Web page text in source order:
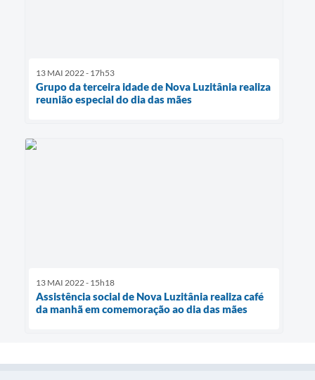
13 MAI 2022 - 17h53
Grupo da terceira idade de Nova Luzitânia realiza
reunião especial do dia das mães
13 MAI 2022 - 15h18
Assistência social de Nova Luzitânia realiza café
da manhã em comemoração ao dia das mães